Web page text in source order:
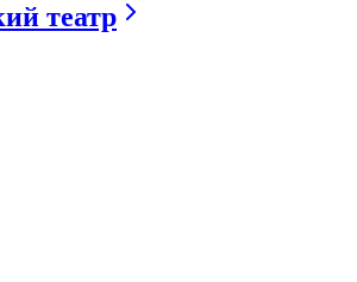
театр